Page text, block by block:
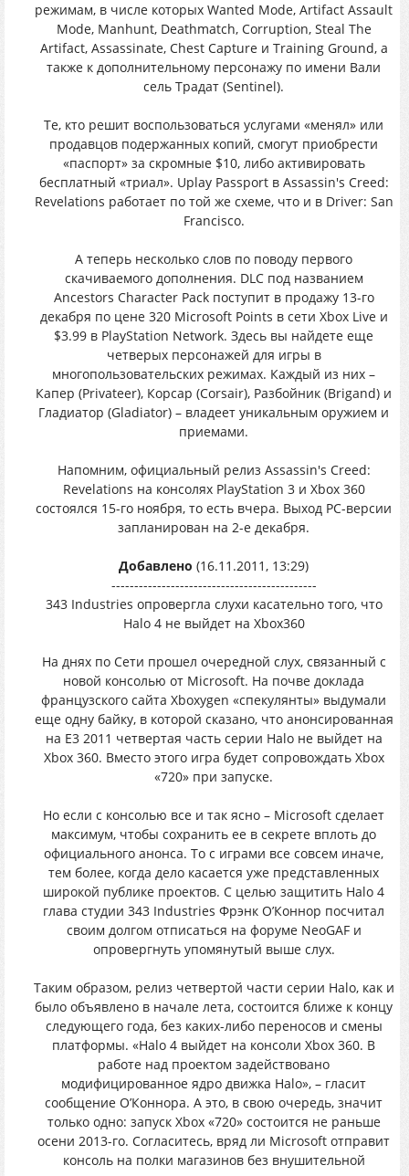
режимам, в числе которых Wanted Mode, Artifact Assault
Mode, Manhunt, Deathmatch, Corruption, Steal The
Artifact, Assassinate, Chest Capture и Training Ground, а
также к дополнительному персонажу по имени Вали
сель Традат (Sentinel).
Те, кто решит воспользоваться услугами «менял» или
продавцов подержанных копий, смогут приобрести
«паспорт» за скромные $10, либо активировать
бесплатный «триал». Uplay Passport в Assassin's Creed:
Revelations работает по той же схеме, что и в Driver: San
Francisco.
А теперь несколько слов по поводу первого
скачиваемого дополнения. DLC под названием
Ancestors Character Pack поступит в продажу 13-го
декабря по цене 320 Microsoft Points в сети Xbox Live и
$3.99 в PlayStation Network. Здесь вы найдете еще
четверых персонажей для игры в
многопользовательских режимах. Каждый из них –
Капер (Privateer), Корсар (Corsair), Разбойник (Brigand) и
Гладиатор (Gladiator) – владеет уникальным оружием и
приемами.
Напомним, официальный релиз Assassin's Creed:
Revelations на консолях PlayStation 3 и Xbox 360
состоялся 15-го ноября, то есть вчера. Выход PC-версии
запланирован на 2-е декабря.
Добавлено (16.11.2011, 13:29)
---------------------------------------------
343 Industries опровергла слухи касательно того, что
Halo 4 не выйдет на Xbox360
На днях по Сети прошел очередной слух, связанный с
новой консолью от Microsoft. На почве доклада
французского сайта Xboxygen «спекулянты» выдумали
еще одну байку, в которой сказано, что анонсированная
на E3 2011 четвертая часть серии Halo не выйдет на
Xbox 360. Вместо этого игра будет сопровождать Xbox
«720» при запуске.
Но если с консолью все и так ясно – Microsoft сделает
максимум, чтобы сохранить ее в секрете вплоть до
официального анонса. То с играми все совсем иначе,
тем более, когда дело касается уже представленных
широкой публике проектов. С целью защитить Halo 4
глава студии 343 Industries Фрэнк О’Коннор посчитал
своим долгом отписаться на форуме NeoGAF и
опровергнуть упомянутый выше слух.
Таким образом, релиз четвертой части серии Halo, как и
было объявлено в начале лета, состоится ближе к концу
следующего года, без каких-либо переносов и смены
платформы. «Halo 4 выйдет на консоли Xbox 360. В
работе над проектом задействовано
модифицированное ядро движка Halo», – гласит
сообщение О’Коннора. А это, в свою очередь, значит
только одно: запуск Xbox «720» состоится не раньше
осени 2013-го. Согласитесь, вряд ли Microsoft отправит
консоль на полки магазинов без внушительной